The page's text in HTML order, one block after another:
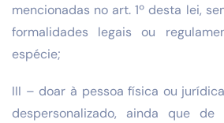
mencionadas no art. 1º desta lei,
formalidades legais ou
espécie;
III – doar à pessoa física ou
despersonalizado, ainda que